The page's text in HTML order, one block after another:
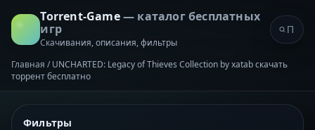
Torrent-Game— каталог бесплатных
игр
Скачивания, описания, фильтры
Главная / UNCHARTED: Legacy of Thieves Collection by xatab скачать
торрент бесплатно
Фильтры